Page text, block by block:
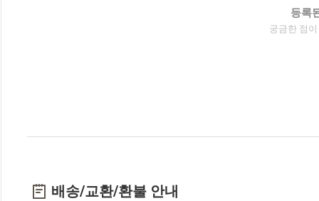
등록
궁금한 점
배송/교환/환불 안내